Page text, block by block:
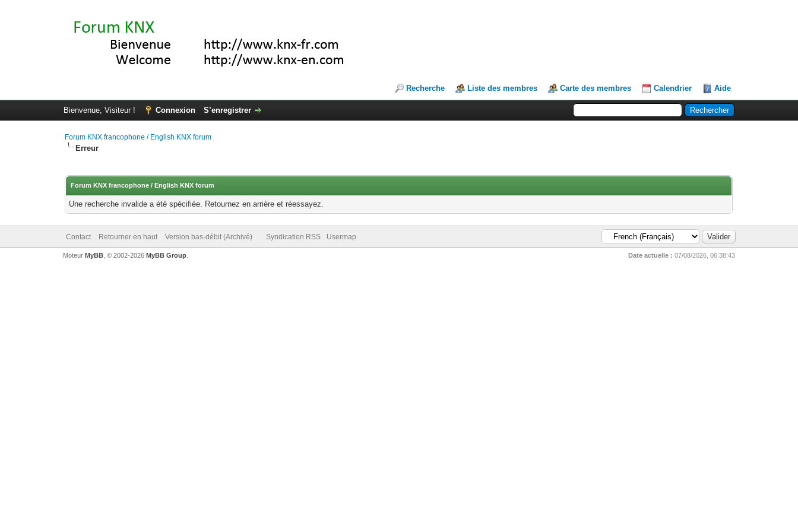
Recherche Liste des membres Carte des membres Calendrier Aide
Bienvenue, Visiteur ! Connexion S’enregistrer
Forum KNX francophone / English KNX forum
Erreur
Forum KNX francophone / English KNX forum
Une recherche invalide a été spécifiée. Retournez en arrière et réessayez.
Contact Retourner en haut Version bas-débit (Archivé) Syndication RSS Usermap
Date actuelle : 07/08/2026, 06:38:43
Moteur MyBB, © 2002-2026 MyBB Group.